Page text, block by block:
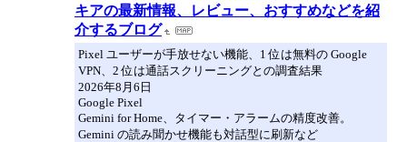
キアの最新情報、レビュー、おすすめなどを紹
介するブログ
Pixel ユーザーが手放せない機能、1 位は無料の Google
VPN、2 位は通話スクリーニングとの調査結果
2026年8月6日
Google Pixel
Gemini for Home、タイマー・アラームの精度改善。
Gemini の読み聞かせ機能も対話型に刷新など